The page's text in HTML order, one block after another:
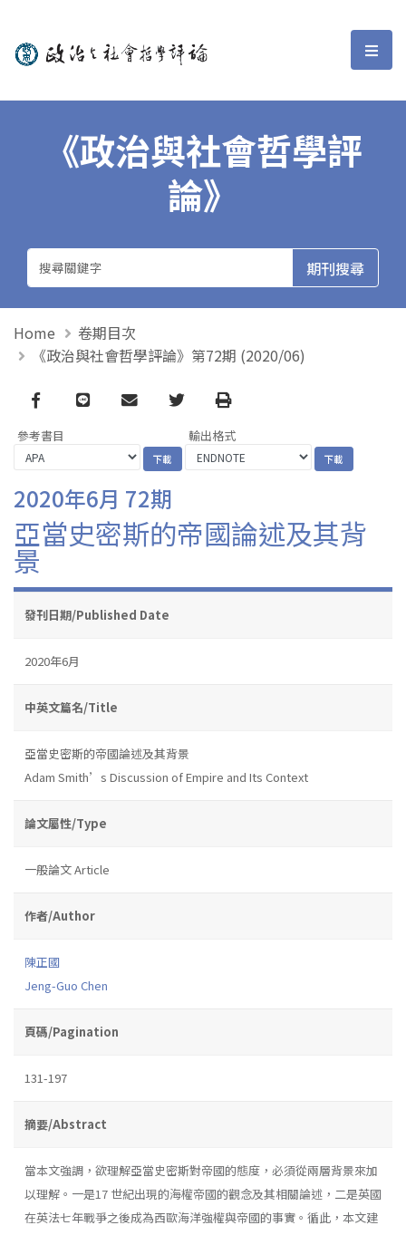
政治與社會哲學評論 選
《政治與社會哲學評
論》
Home
卷期目次
《政治與社會哲學評論》第72期 (2020/06)
Facebook
line email TwitterPrint
參考書目 輸出格式
2020年6月 72期
亞當史密斯的帝國論述及其背
景
發刊日期/Published Date
2020年6月
中英文篇名/Title
亞當史密斯的帝國論述及其背景
Adam Smith’s Discussion of Empire and Its Context
論文屬性/Type
一般論文 Article
作者/Author
陳正國
Jeng-Guo Chen
頁碼/Pagination
131-197
摘要/Abstract
當本文強調，欲理解亞當史密斯對帝國的態度，必須從兩層背景來加
以理解。一是17 世紀出現的海權帝國的觀念及其相關論述，二是英國
在英法七年戰爭之後成為西歐海洋強權與帝國的事實。循此，本文建